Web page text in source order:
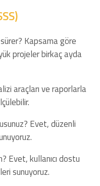
Kapsama göre
projeler birkaç ayda
araçları ve raporlarla
Evet, düzenli
Evet, kullanıcı dostu
sunuyoruz.